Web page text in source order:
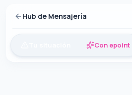
Hub de Mensajería
Con epoint